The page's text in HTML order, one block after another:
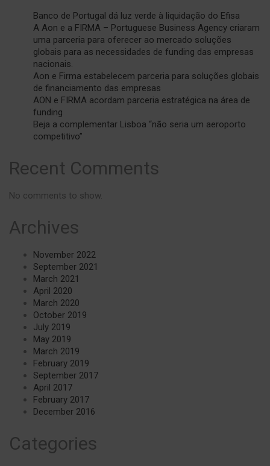
Banco de Portugal dá luz verde à liquidação do Efisa
A Aon e a FIRMA – Portuguese Business Agency criaram
uma parceria para oferecer ao mercado soluções
globais para as necessidades de funding das empresas
nacionais.
Aon e Firma estabelecem parceria para soluções globais
de financiamento das empresas
AON e FIRMA acordam parceria estratégica na área de
funding
Beja a complementar Lisboa “não seria um aeroporto
competitivo”
Recent Comments
No comments to show.
Archives
November 2022
September 2021
March 2021
April 2020
March 2020
October 2019
July 2019
May 2019
March 2019
February 2019
September 2017
April 2017
February 2017
December 2016
Categories